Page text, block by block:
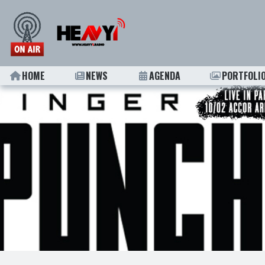
HOME NEWS AGENDA